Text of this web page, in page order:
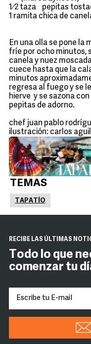
1⁄2 taza pepitas
1 ramita chica de
En una olla se pone la
fríe por ocho minutos,
canela y nuez
cuece hasta que la
minutos
regresa al fuego y se
hierve y se sazona
pepitas de adorno.
chef juan pablo
ilustración: carlos
TEMAS
TAPATÍO
RECIBE LAS ÚLTIMAS
Todo lo que
comenzar tu